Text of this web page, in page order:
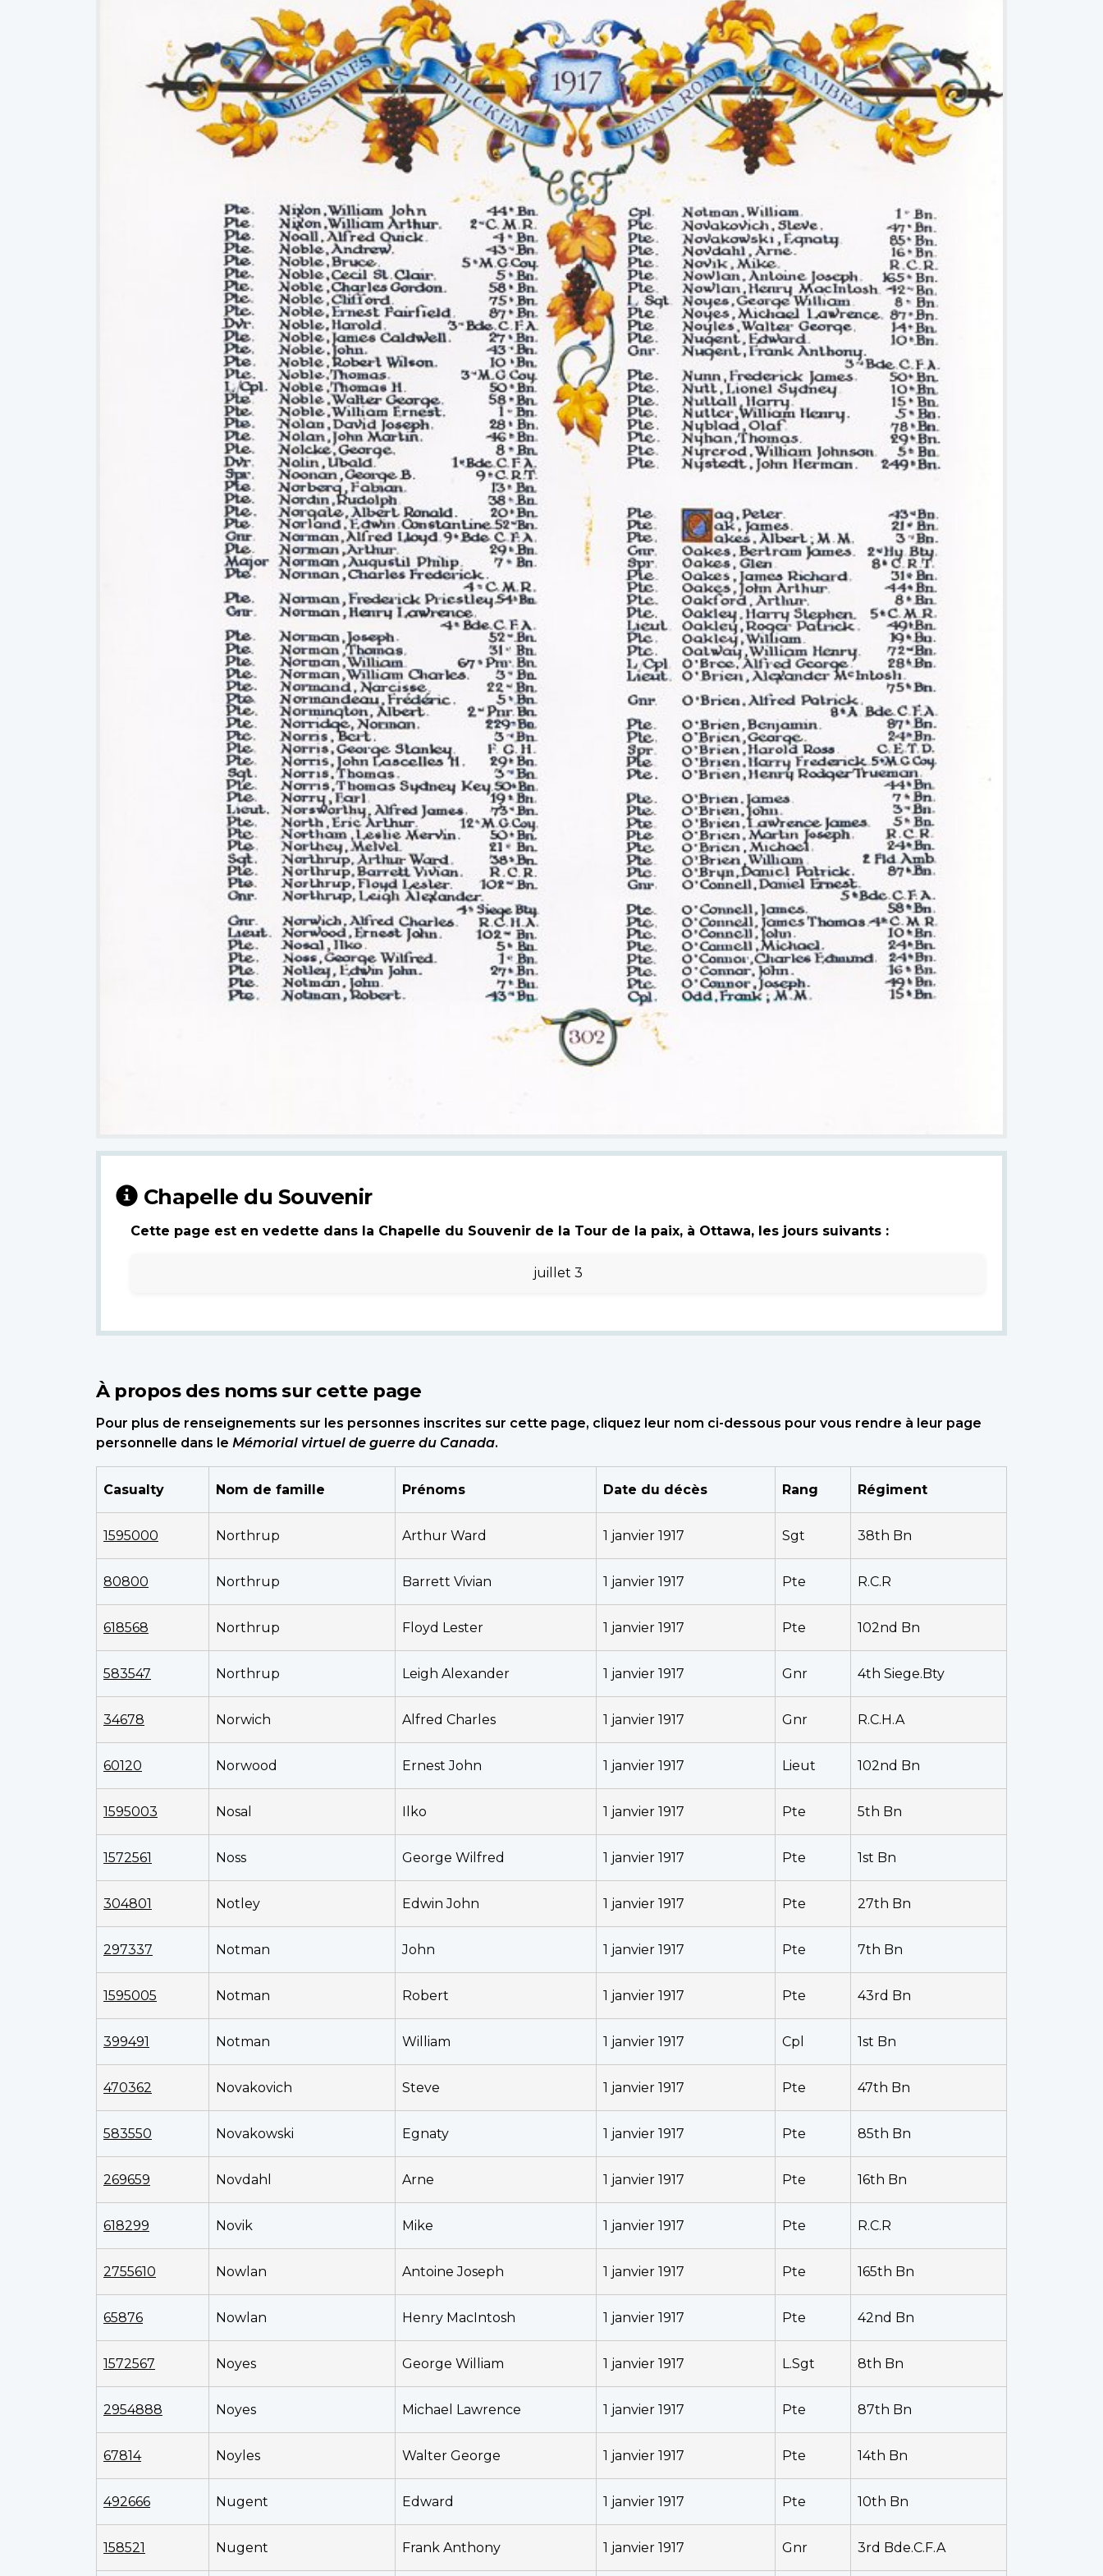
Chapelle du Souvenir
Cette page est en vedette dans la Chapelle du Souvenir de la Tour de la paix, à Ottawa, les jours suivants :
juillet 3
À propos des noms sur cette page
Pour plus de renseignements sur les personnes inscrites sur cette page, cliquez leur nom ci-dessous pour vous rendre à leur page
personnelle dans le Mémorial virtuel de guerre du Canada.
Casualty Nom de famille Prénoms Date du décès Rang Régiment
1595000 Northrup Arthur Ward 1 janvier 1917 Sgt 38th Bn
80800 Northrup Barrett Vivian 1 janvier 1917 Pte R.C.R
618568 Northrup Floyd Lester 1 janvier 1917 Pte 102nd Bn
583547 Northrup Leigh Alexander 1 janvier 1917 Gnr 4th Siege.Bty
34678 Norwich Alfred Charles 1 janvier 1917 Gnr R.C.H.A
60120 Norwood Ernest John 1 janvier 1917 Lieut 102nd Bn
1595003 Nosal Ilko 1 janvier 1917 Pte 5th Bn
1572561 Noss George Wilfred 1 janvier 1917 Pte 1st Bn
304801 Notley Edwin John 1 janvier 1917 Pte 27th Bn
297337 Notman John 1 janvier 1917 Pte 7th Bn
1595005 Notman Robert 1 janvier 1917 Pte 43rd Bn
399491 Notman William 1 janvier 1917 Cpl 1st Bn
470362 Novakovich Steve 1 janvier 1917 Pte 47th Bn
583550 Novakowski Egnaty 1 janvier 1917 Pte 85th Bn
269659 Novdahl Arne 1 janvier 1917 Pte 16th Bn
618299 Novik Mike 1 janvier 1917 Pte R.C.R
2755610 Nowlan Antoine Joseph 1 janvier 1917 Pte 165th Bn
65876 Nowlan Henry MacIntosh 1 janvier 1917 Pte 42nd Bn
1572567 Noyes George William 1 janvier 1917 L.Sgt 8th Bn
2954888 Noyes Michael Lawrence 1 janvier 1917 Pte 87th Bn
67814 Noyles Walter George 1 janvier 1917 Pte 14th Bn
492666 Nugent Edward 1 janvier 1917 Pte 10th Bn
158521 Nugent Frank Anthony 1 janvier 1917 Gnr 3rd Bde.C.F.A